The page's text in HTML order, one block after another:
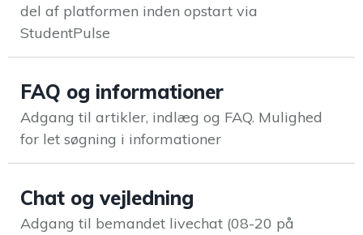
Bemanding- og
vejledningsservice
Rapid Learning
Planner
tilrettelæg digitale
eller blended
læringsforløb
del af platformen inden opstart via
StudentPulse
FAQ og informationer
Adgang til artikler, indlæg og FAQ. Mulighed
for let søgning i informationer
Chat og vejledning
Adgang til bemandet livechat (08-20 på